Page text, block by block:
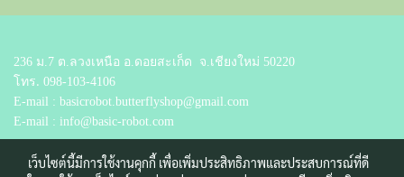
236 ม.7 ต.ลวงเหนือ อ.ดอยสะเก็ด จ.เชียงใหม่ 50220
โทร. 098-103-4106
E-mail : basicrobot.butterflyshop@gmail.com
E-mail : info@basic-robot.com
เว็บไซต์นี้มีการใช้งานคุกกี้ เพื่อเพิ่มประสิทธิภาพและประสบการณ์ที่ดี